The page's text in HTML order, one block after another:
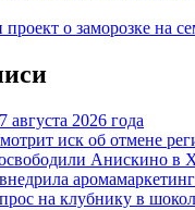
о заморозке на
августа 2026 года
иск об отмене
Анискино в
на клубнику в